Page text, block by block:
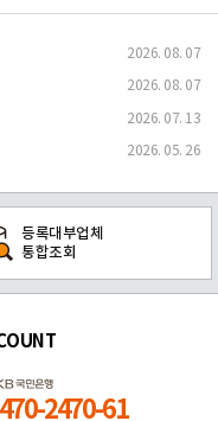
2026. 08. 07
2026. 08. 07
2026. 07. 13
2026. 05. 26
등록대부업체
통합조회
2470-61